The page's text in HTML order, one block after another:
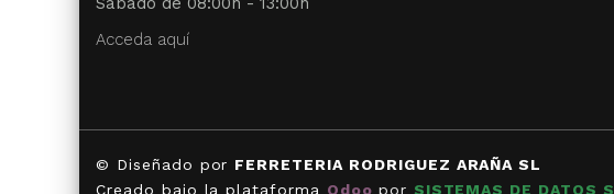
Acceda aquí
© Diseñado por FERRETERIA RODRIGUEZ ARAÑA SL
Creado bajo la plataforma Odoo por SISTEMAS DE DATOS